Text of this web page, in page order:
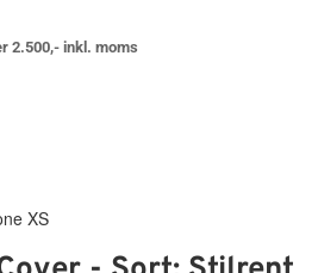
2.500,- inkl. moms
XS